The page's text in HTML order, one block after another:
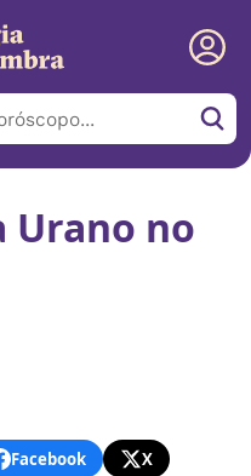
Urano no
Facebook
X